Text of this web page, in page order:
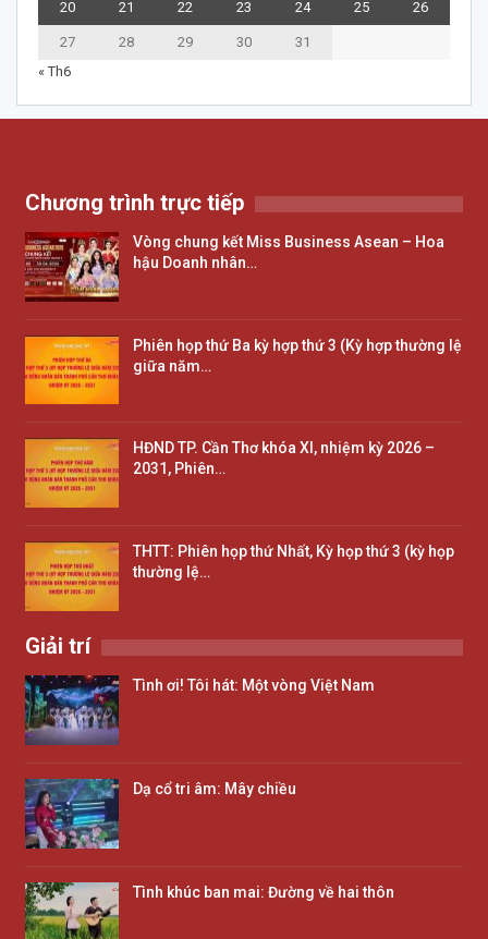
20 21 22 23 24 25 26
27 28 29 30
31
« Th6
Chương trình trực tiếp
Vòng chung kết Miss Business Asean – Hoa
hậu Doanh nhân…
Phiên họp thứ Ba kỳ hợp thứ 3 (Kỳ hợp thường lệ
giữa năm…
HĐND TP. Cần Thơ khóa XI, nhiệm kỳ 2026 –
2031, Phiên…
THTT: Phiên họp thứ Nhất, Kỳ họp thứ 3 (kỳ họp
thường lệ…
Giải trí
Tình ơi! Tôi hát: Một vòng Việt Nam
Dạ cổ tri âm: Mây chiều
Tình khúc ban mai: Đường về hai thôn